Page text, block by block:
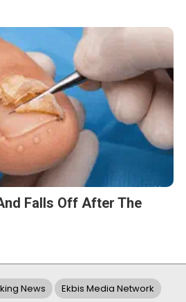
Falls Off After The
News Ekbis Media Network